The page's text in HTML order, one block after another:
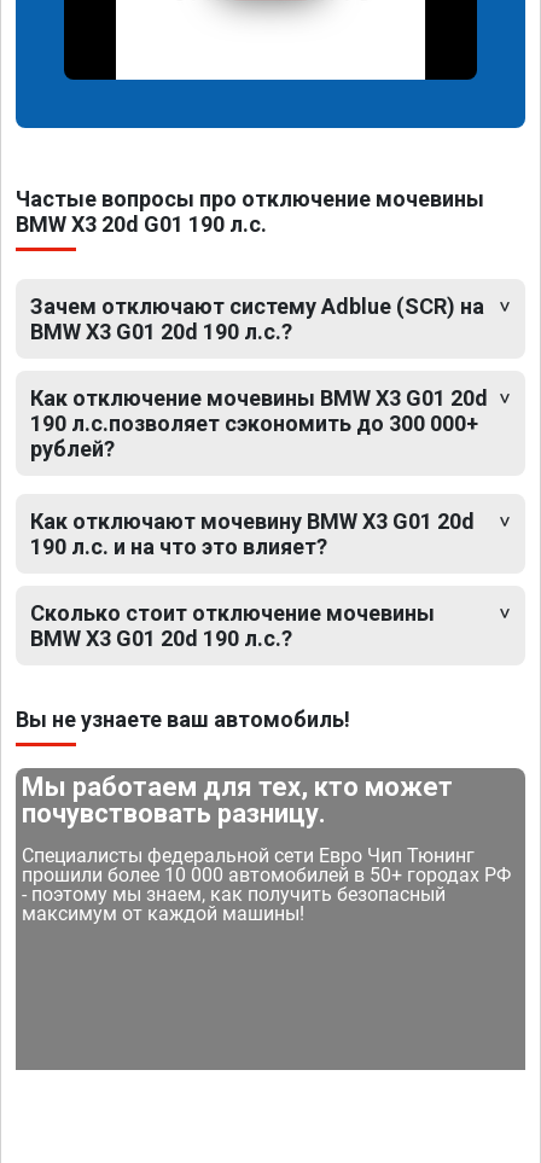
Частые вопросы про отключение мочевины
BMW X3 20d G01 190 л.с.
Зачем отключают систему Adblue (SCR) на
BMW X3 G01 20d 190 л.с.?
Как отключение мочевины BMW X3 G01 20d
190 л.с.позволяет сэкономить до 300 000+
рублей?
Как отключают мочевину BMW X3 G01 20d
190 л.с. и на что это влияет?
Сколько стоит отключение мочевины
BMW X3 G01 20d 190 л.с.?
Вы не узнаете ваш автомобиль!
Мы работаем для тех, кто может
почувствовать разницу.
Специалисты федеральной сети Евро Чип Тюнинг
прошили более 10 000 автомобилей в 50+ городах РФ
- поэтому мы знаем, как получить безопасный
максимум от каждой машины!